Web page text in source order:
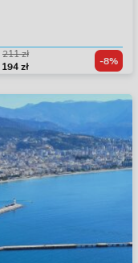
211 zł
194 zł
-8%